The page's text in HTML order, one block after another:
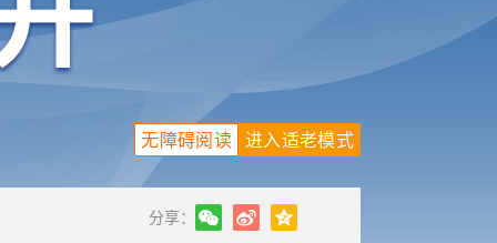
进入适老模式
无障碍阅读
分享：